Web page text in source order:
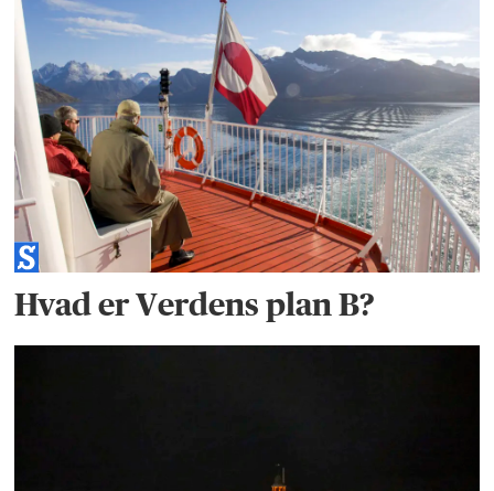
Hvad er Verdens plan B?